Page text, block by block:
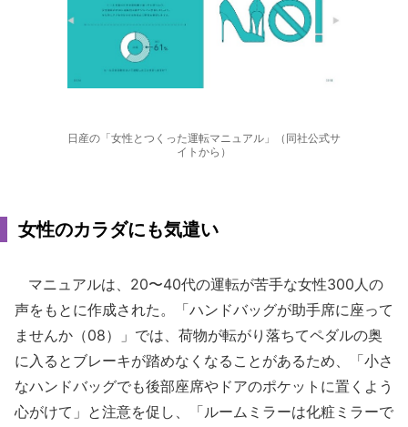
日産の「女性とつくった運転マニュアル」（同社公式サ
イトから）
女性のカラダにも気遣い
マニュアルは、20〜40代の運転が苦手な女性300人の
声をもとに作成された。「ハンドバッグが助手席に座って
ませんか（08）」では、荷物が転がり落ちてペダルの奥
に入るとブレーキが踏めなくなることがあるため、「小さ
なハンドバッグでも後部座席やドアのポケットに置くよう
心がけて」と注意を促し、「ルームミラーは化粧ミラーで